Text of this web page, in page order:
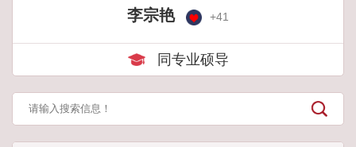
李宗艳 +41
同专业硕导